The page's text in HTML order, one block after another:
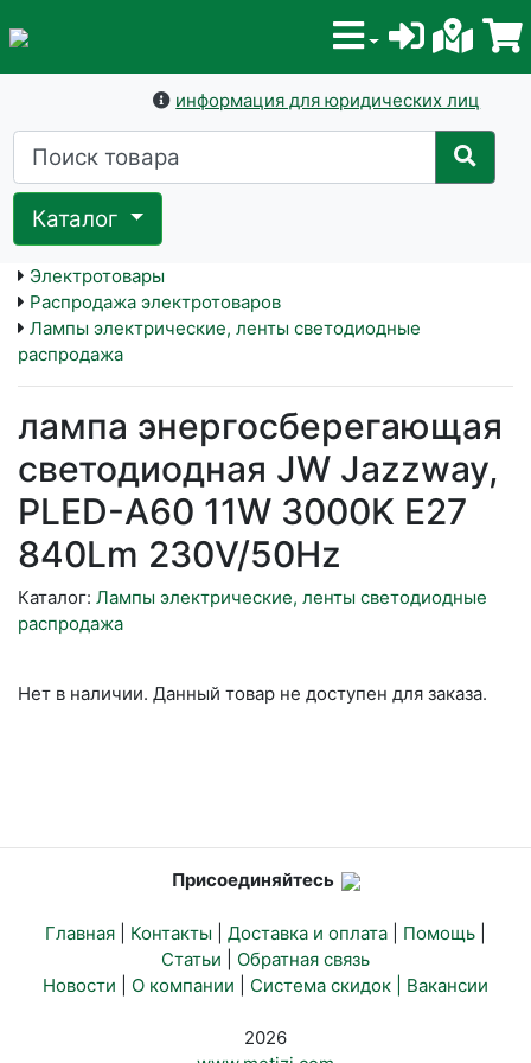
информация для юридических лиц
Каталог
Электротовары
Распродажа электротоваров
Лампы электрические, ленты светодиодные
распродажа
лампа энергосберегающая
светодиодная JW Jazzway,
PLED-A60 11W 3000K E27
840Lm 230V/50Hz
Каталог: Лампы электрические, ленты светодиодные
распродажа
Нет в наличии. Данный товар не доступен для заказа.
Присоединяйтесь
Главная Контакты Доставка и оплата Помощь
Статьи
Обратная связь
Новости
О компании Система скидок | Вакансии
2026